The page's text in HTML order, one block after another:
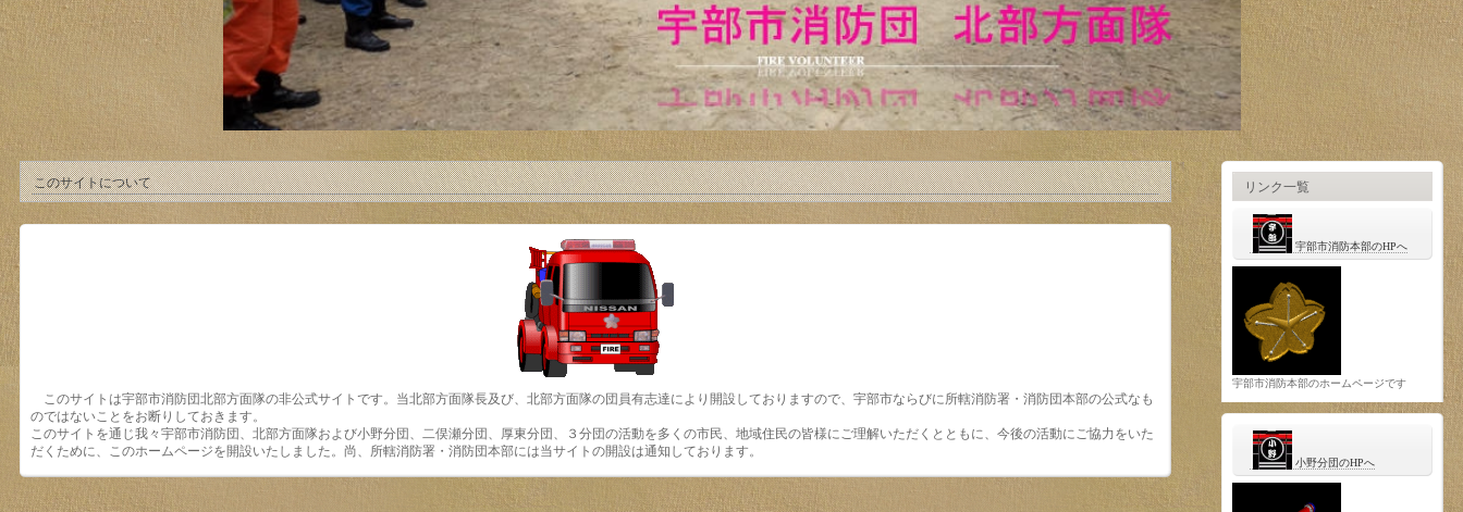
このサイトについて
このサイトは宇部市消防団北部方面隊の非公式サイトです。当北部方面隊長及び、北部方面隊の団員有志達により開設しておりますので、宇部市ならびに所轄消防署・消防団本部の公式なも
のではないことをお断りしておきます。
このサイトを通じ我々宇部市消防団、北部方面隊および小野分団、二俣瀬分団、厚東分団、３分団の活動を多くの市民、地域住民の皆様にご理解いただくとともに、今後の活動にご協力をいた
だくために、このホームページを開設いたしました。尚、所轄消防署・消防団本部には当サイトの開設は通知しております。
リンク一覧
宇部市消防本部のHPへ
宇部市消防本部のホームページです
小野分団のHPへ